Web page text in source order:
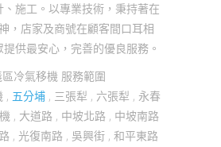
、施工。以專業技術，秉持著在
，店家及商號在顧客間口耳相
供最安心，完善的優良服務。
冷氣移機 服務範圍
, 五分埔 , 三張犁 , 六張犁 , 永春
, 大道路 , 中坡北路 , 中坡南路
, 光復南路 , 吳興街 , 和平東路